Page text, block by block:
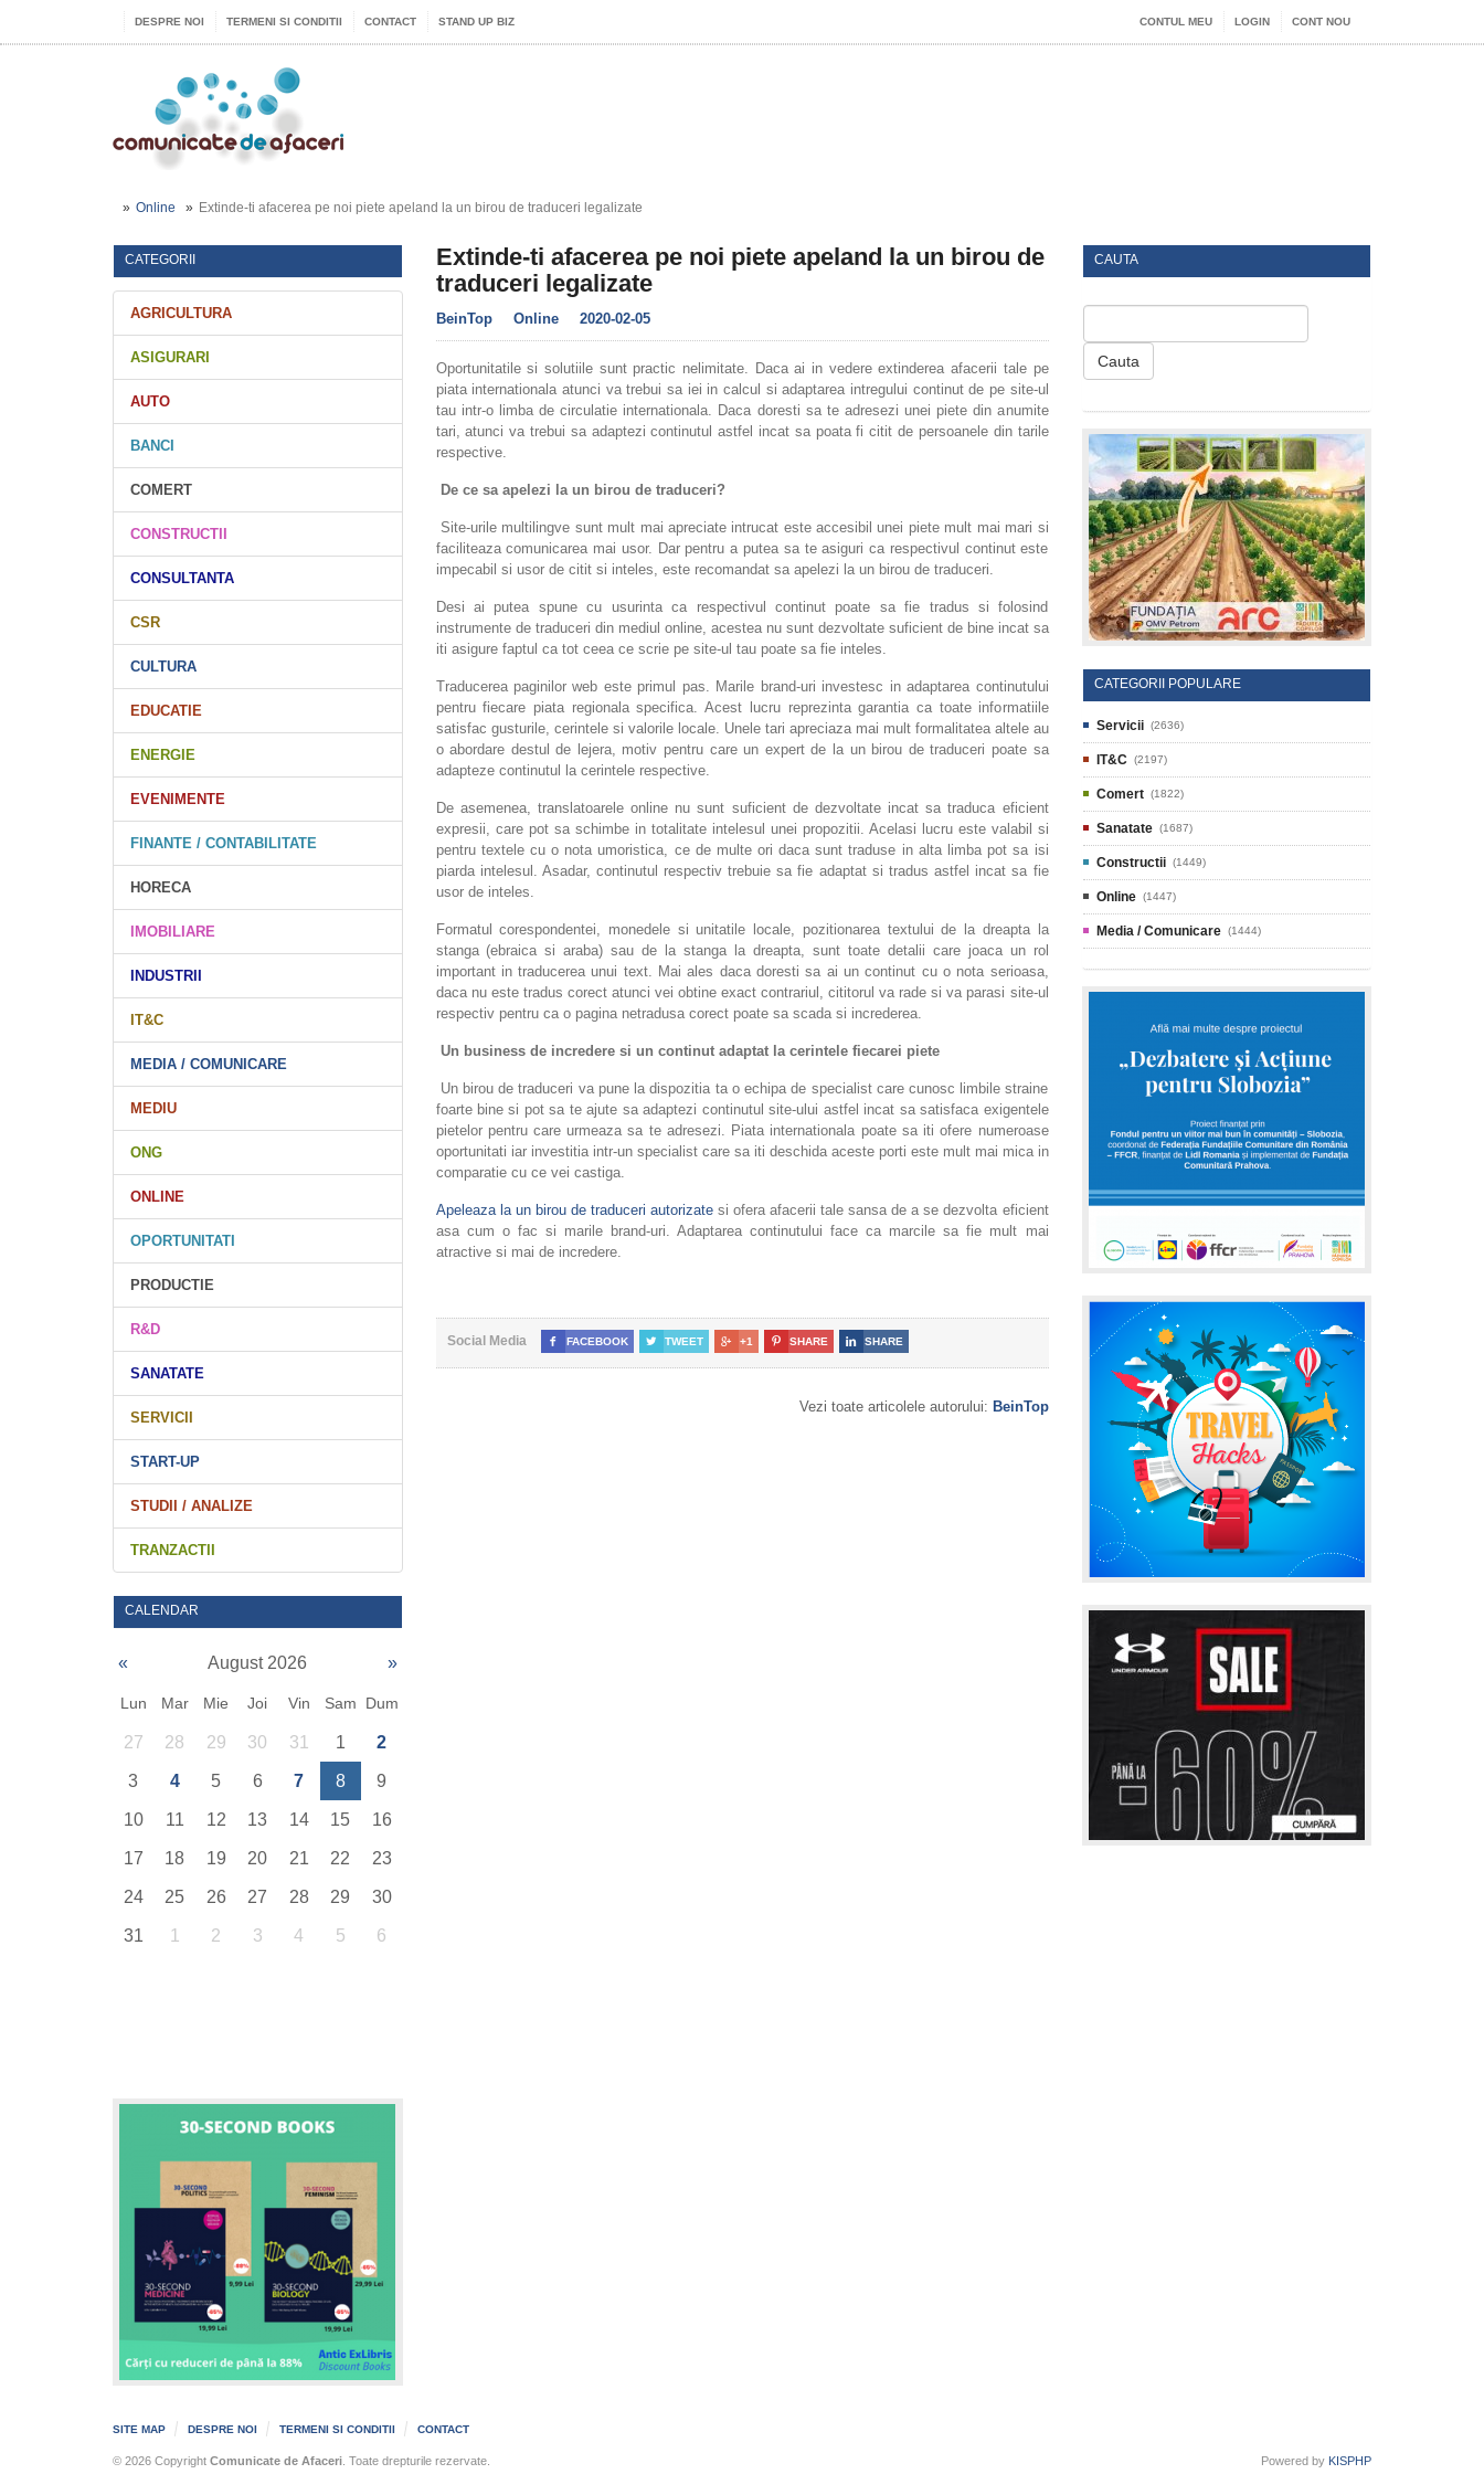
DESPRE NOI TERMENI SI CONDITII CONTACT STAND UP BIZ CONTUL MEU LOGIN CONT NOU
Online Extinde-ti afacerea pe noi piete apeland la un birou de traduceri legalizate
CATEGORII
AGRICULTURA
ASIGURARI
AUTO
BANCI
COMERT
CONSTRUCTII
CONSULTANTA
CSR
CULTURA
EDUCATIE
ENERGIE
EVENIMENTE
FINANTE / CONTABILITATE
HORECA
IMOBILIARE
INDUSTRII
IT&C
MEDIA / COMUNICARE
MEDIU
ONG
ONLINE
OPORTUNITATI
PRODUCTIE
R&D
SANATATE
SERVICII
START-UP
STUDII / ANALIZE
TRANZACTII
CALENDAR
« August 2026 »
Lun Mar Mie Joi Vin Sam Dum
27 28 29 30 31 1 2
3 4 5 6 7 8 9
10 11 12 13 14 15 16
17 18 19 20 21 22 23
24 25 26 27 28 29 30
31 1 2 3 4 5 6
Extinde-ti afacerea pe noi piete apeland la un birou de
traduceri legalizate
BeinTop Online 2020-02-05
Oportunitatile si solutiile sunt practic nelimitate. Daca ai in vedere extinderea afacerii tale pe
piata internationala atunci va trebui sa iei in calcul si adaptarea intregului continut de pe site-ul
tau intr-o limba de circulatie internationala. Daca doresti sa te adresezi unei piete din anumite
tari, atunci va trebui sa adaptezi continutul astfel incat sa poata fi citit de persoanele din tarile
respective.
De ce sa apelezi la un birou de traduceri?
Site-urile multilingve sunt mult mai apreciate intrucat este accesibil unei piete mult mai mari si
faciliteaza comunicarea mai usor. Dar pentru a putea sa te asiguri ca respectivul continut este
impecabil si usor de citit si inteles, este recomandat sa apelezi la un birou de traduceri.
Desi ai putea spune cu usurinta ca respectivul continut poate sa fie tradus si folosind
instrumente de traduceri din mediul online, acestea nu sunt dezvoltate suficient de bine incat sa
iti asigure faptul ca tot ceea ce scrie pe site-ul tau poate sa fie inteles.
Traducerea paginilor web este primul pas. Marile brand-uri investesc in adaptarea continutului
pentru fiecare piata regionala specifica. Acest lucru reprezinta garantia ca toate informatiile
satisfac gusturile, cerintele si valorile locale. Unele tari apreciaza mai mult formalitatea altele au
o abordare destul de lejera, motiv pentru care un expert de la un birou de traduceri poate sa
adapteze continutul la cerintele respective.
De asemenea, translatoarele online nu sunt suficient de dezvoltate incat sa traduca eficient
expresii, care pot sa schimbe in totalitate intelesul unei propozitii. Acelasi lucru este valabil si
pentru textele cu o nota umoristica, ce de multe ori daca sunt traduse in alta limba pot sa isi
piarda intelesul. Asadar, continutul respectiv trebuie sa fie adaptat si tradus astfel incat sa fie
usor de inteles.
Formatul corespondentei, monedele si unitatile locale, pozitionarea textului de la dreapta la
stanga (ebraica si araba) sau de la stanga la dreapta, sunt toate detalii care joaca un rol
important in traducerea unui text. Mai ales daca doresti sa ai un continut cu o nota serioasa,
daca nu este tradus corect atunci vei obtine exact contrariul, cititorul va rade si va parasi site-ul
respectiv pentru ca o pagina netradusa corect poate sa scada si increderea.
Un business de incredere si un continut adaptat la cerintele fiecarei piete
Un birou de traduceri va pune la dispozitia ta o echipa de specialist care cunosc limbile straine
foarte bine si pot sa te ajute sa adaptezi continutul site-ului astfel incat sa satisfaca exigentele
pietelor pentru care urmeaza sa te adresezi. Piata internationala poate sa iti ofere numeroase
oportunitati iar investitia intr-un specialist care sa iti deschida aceste porti este mult mai mica in
comparatie cu ce vei castiga.
Apeleaza la un birou de traduceri autorizatesi ofera afacerii tale sansa de a se dezvolta eficient
asa cum o fac si marile brand-uri. Adaptarea continutului face ca marcile sa fie mult mai
atractive si mai de incredere.
Social Media  FACEBOOK  TWEET  +1  SHARE  SHARE
Vezi toate articolele autorului: BeinTop
CAUTA
Cauta
CATEGORII POPULARE
Servicii (2636)
IT&C (2197)
Comert (1822)
Sanatate (1687)
Constructii (1449)
Online (1447)
Media / Comunicare (1444)
SITE MAP DESPRE NOI TERMENI SI CONDITII CONTACT
© 2026 Copyright Comunicate de Afaceri . Toate drepturile rezervate. Powered by KISPHP